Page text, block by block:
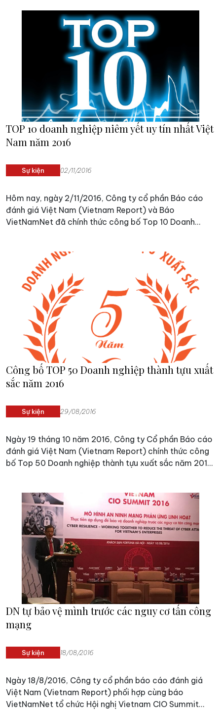
vinh những doanh nghiệp đã đạt được những thành tựu
xuất sắc trong hoạt động sản xuất kinh doanh trong
TOP 10 doanh nghiệp niêm yết uy tín nhất Việt
Nam năm 2016
Sự kiện 02/11/2016
Hôm nay, ngày 2/11/2016, Công ty cổ phần Báo cáo
đánh giá Việt Nam (Vietnam Report) và Báo
VietNamNet đã chính thức công bố Top 10 Doanh
Công bố TOP 50 Doanh nghiệp thành tựu xuất
sắc năm 2016
Sự kiện 29/08/2016
Ngày 19 tháng 10 năm 2016, Công ty Cổ phần Báo cáo
đánh giá Việt Nam (Vietnam Report) chính thức công
bố Top 50 Doanh nghiệp thành tựu xuất sắc năm 2016.
TNDN trong suốt giai đoạn 5 năm 2011-2015
DN tự bảo vệ mình trước các nguy cơ tấn công
mạng
Sự kiện 18/08/2016
Ngày 18/8/2016, Công ty cổ phần báo cáo đánh giá
Việt Nam (Vietnam Report) phối hợp cùng báo
VietNamNet tổ chức Hội nghị Vietnam CIO Summit